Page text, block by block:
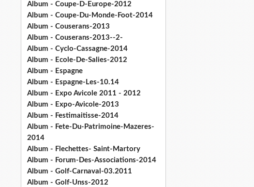
Album - Coupe-D-Europe-2012
Album - Coupe-Du-Monde-Foot-2014
Album - Couserans-2013
Album - Couserans-2013--2-
Album - Cyclo-Cassagne-2014
Album - Ecole-De-Salies-2012
Album - Espagne
Album - Espagne-Les-10.14
Album - Expo Avicole 2011 - 2012
Album - Expo-Avicole-2013
Album - Festimaitisse-2014
Album - Fete-Du-Patrimoine-Mazeres-
2014
Album - Flechettes- Saint-Martory
Album - Forum-Des-Associations-2014
Album - Golf-Carnaval-03.2011
Album - Golf-Unss-2012